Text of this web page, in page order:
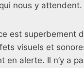
nous y attendent.
est superbement
visuels et
en alerte. Il n’y a